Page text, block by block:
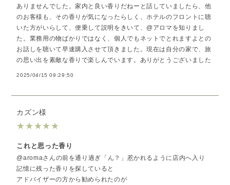
ありませんでした。家内と良い香りだねーと話していましたら、他
のお客様も、その香りが気になったらしく、ホテルのフロントに聴
いた方がいらして、便乗して説明をきいて、@アロマを知りまし
た。業務用の物ばかりではなく、個人でもネットでとれますよとの
お話しを聴いて早速購入させて頂きました。現在は自分の家で、旅
の思い出を素敵な香りで楽しんでいます。ありがとうございました
2025/04/15 09:29:50
カズン様
★★★★★
これと思った香り
@aromaさんの前を通り過ぎ「ん？」惹かれるように店内へ入り
記憶に残った香りを探していると
アドバイザーの方から勧められたのが